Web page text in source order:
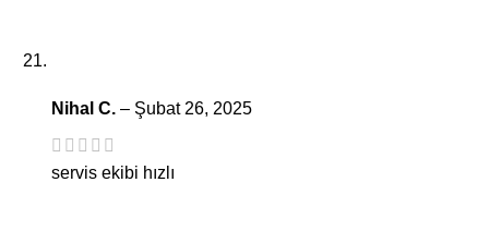
Nihal C. – Şubat 26, 2025
servis ekibi hızlı